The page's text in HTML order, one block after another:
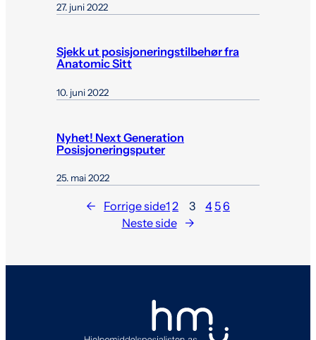
27. juni 2022
Sjekk ut posisjoneringstilbehør fra
Anatomic Sitt
10. juni 2022
Nyhet! Next Generation
Posisjoneringsputer
25. mai 2022
← Forrige side1 2 3 4 56
Neste side
→